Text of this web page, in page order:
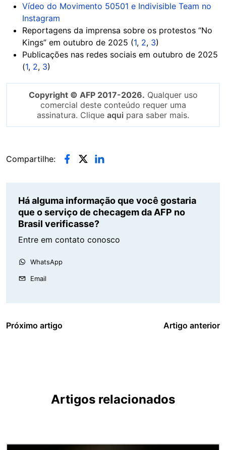
Vídeo do Movimento 50501 e Indivisible Team no
Instagram
Reportagens da imprensa sobre os protestos “No
Kings” em outubro de 2025 (1, 2, 3)
Publicações nas redes sociais em outubro de 2025
(1, 2, 3)
Copyright © AFP 2017-2026. Qualquer uso
comercial deste conteúdo requer uma
assinatura. Clique aqui para saber mais.
Compartilhe:
Há alguma informação que você gostaria
que o serviço de checagem da AFP no
Brasil verificasse?
Entre em contato conosco
WhatsApp
Email
Próximo artigo Artigo anterior
Artigos relacionados